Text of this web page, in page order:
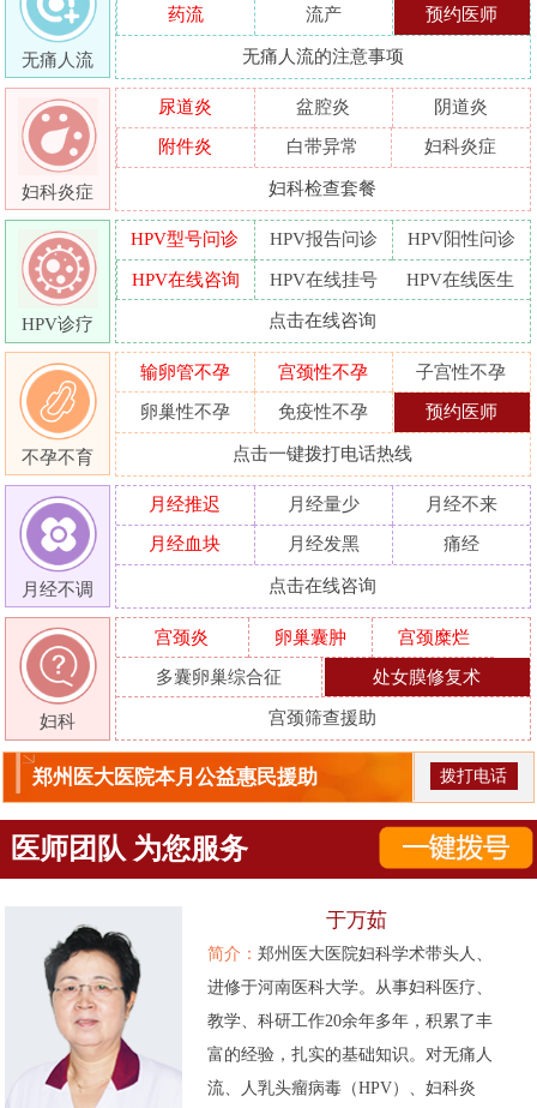
人流好的医院
做人流哪里好
无痛人流
药流
流产 预约医师
无痛人流的注意事项
妇科炎症
尿道炎 盆腔炎
阴道炎
附件炎
白带异常 妇科炎症
妇科检查套餐
HPV诊疗
HPV型号问诊 HPV报告问诊
HPV阳性问诊
HPV在线咨询
HPV在线挂号 HPV在线医生
点击在线咨询
不孕不育
输卵管不孕 宫颈性不孕
子宫性不孕
卵巢性不孕
免疫性不孕 预约医师
点击一键拨打电话热线
月经不调
月经推迟 月经量少
月经不来
月经血块
月经发黑 痛经
点击在线咨询
妇科
宫颈炎 卵巢囊肿
宫颈糜烂
多囊卵巢综合征
处女膜修复术
宫颈筛查援助
郑州医大医院本月公益惠民援助 拨打电话
医师团队 为您服务
于万茹
简介： 郑州医大医院妇科学术带头人、
进修于河南医科大学。从事妇科医疗、
教学、科研工作20余年多年，积累了丰
富的经验，扎实的基础知识。对无痛人
流、人乳头瘤病毒（HPV）、妇科炎